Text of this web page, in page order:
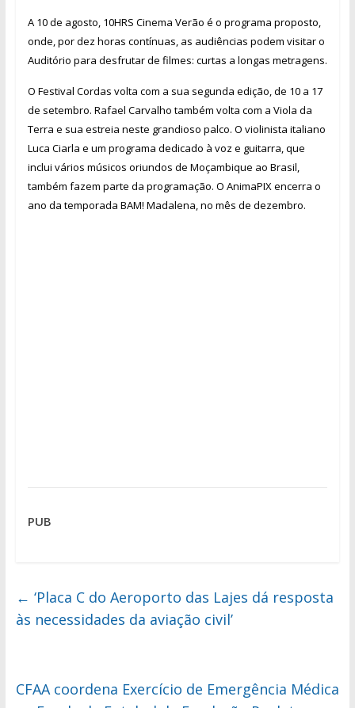
A 10 de agosto, 10HRS Cinema Verão é o programa proposto,
onde, por dez horas contínuas, as audiências podem visitar o
Auditório para desfrutar de filmes: curtas a longas metragens.
O Festival Cordas volta com a sua segunda edição, de 10 a 17
de setembro. Rafael Carvalho também volta com a Viola da
Terra e sua estreia neste grandioso palco. O violinista italiano
Luca Ciarla e um programa dedicado à voz e guitarra, que
inclui vários músicos oriundos de Moçambique ao Brasil,
também fazem parte da programação. O AnimaPIX encerra o
ano da temporada BAM! Madalena, no mês de dezembro.
PUB
← ‘Placa C do Aeroporto das Lajes dá resposta
às necessidades da aviação civil’
CFAA coordena Exercício de Emergência Médica